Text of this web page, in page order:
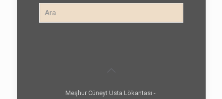
Meşhur Cüneyt Usta Lökantası -